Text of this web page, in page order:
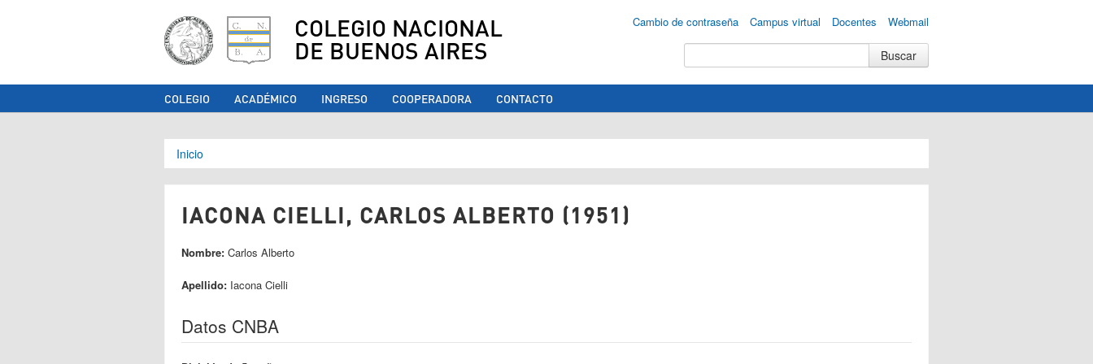
COLEGIO NACIONAL
DE BUENOS AIRES
Cambio de contraseña Campus virtual Docentes Webmail
COLEGIO ACADÉMICO INGRESO COOPERADORA CONTACTO
Se encuentra usted aquí
Inicio
IACONA CIELLI, CARLOS ALBERTO (1951)
Nombre: Carlos Alberto
Apellido: Iacona Cielli
Datos CNBA